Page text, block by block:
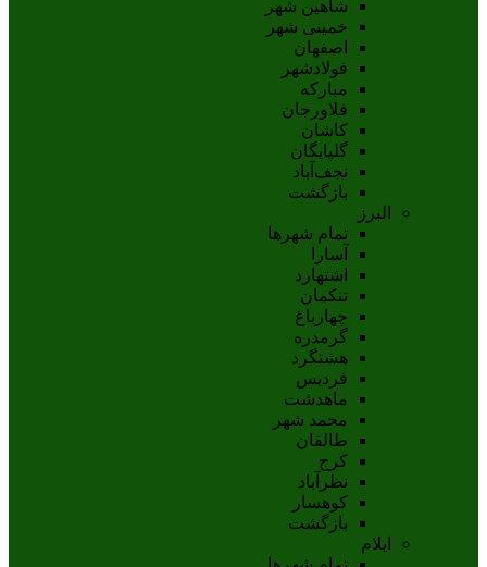
شاهین شهر
خمینی شهر
اصفهان
فولادشهر
مبارکه
فلاورجان
کاشان
گلپايگان
نجف‌آباد
بازگشت
البرز
تمام شهر‌ها
آسارا
اشتهارد
تنکمان
چهارباغ
گرمدره
هشتگرد
فردیس
ماهدشت
محمد شهر
طالقان
کرج
نظرآباد
کوهسار
بازگشت
ایلام